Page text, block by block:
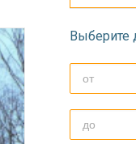
Выберите